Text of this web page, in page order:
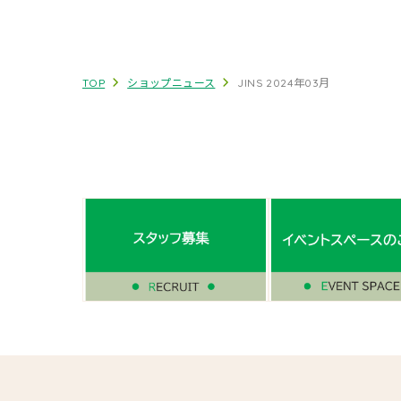
TOP ショップニュース JINS 2024年03月